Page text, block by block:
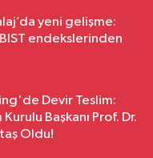
yeni gelişme:
endekslerinden
Devir Teslim:
Başkanı Prof. Dr.
Oldu!